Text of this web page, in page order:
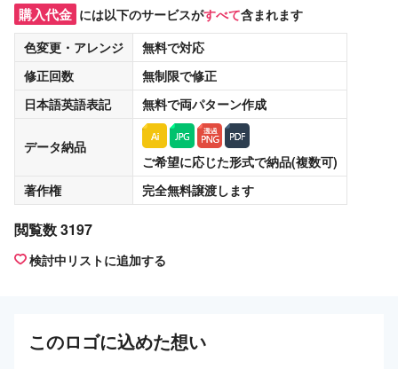
購入代金 には以下のサービスがすべて含まれます
色変更・アレンジ
無料で対応
修正回数
無制限で修正
日本語英語表記
無料で両パターン作成
データ納品
ご希望に応じた形式で納品(複数可)
著作権
完全無料譲渡します
閲覧数 3197
検討中リストに追加する
このロゴに込めた想い